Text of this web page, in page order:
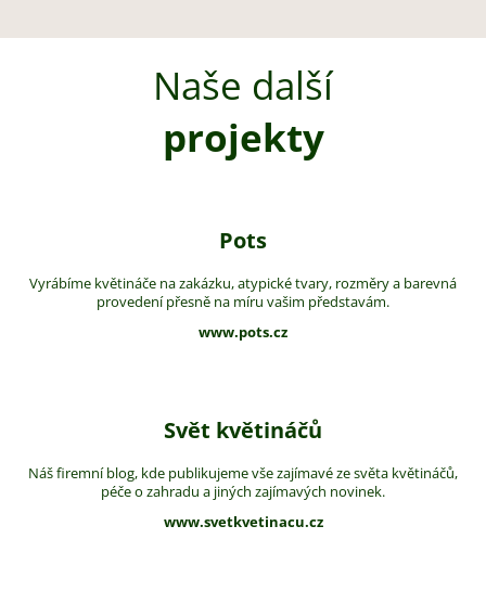
Naše další
projekty
Pots
Vyrábíme květináče na zakázku, atypické tvary, rozměry a barevná
provedení přesně na míru vašim představám.
www.pots.cz
Svět květináčů
Náš firemní blog, kde publikujeme vše zajímavé ze světa květináčů,
péče o zahradu a jiných zajímavých novinek.
www.svetkvetinacu.cz